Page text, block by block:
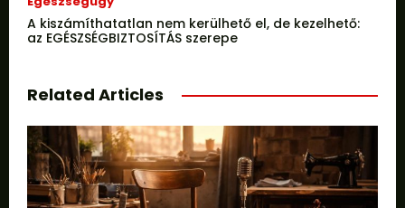
A kiszámíthatatlan nem kerülhető el, de kezelhető:
az EGÉSZSÉGBIZTOSÍTÁS szerepe
Related Articles